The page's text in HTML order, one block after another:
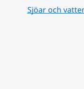
Sjöar och